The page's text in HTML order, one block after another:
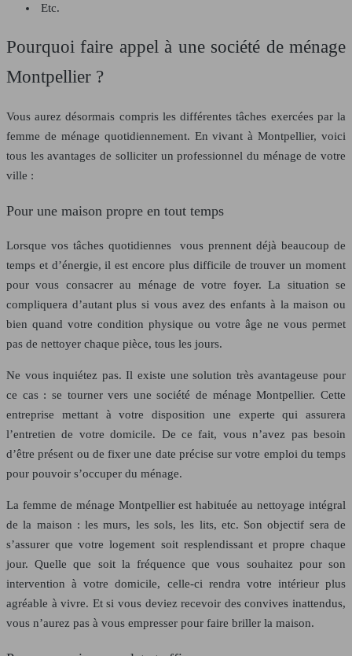
Etc.
Pourquoi faire appel à une société de ménage
Montpellier ?
Vous aurez désormais compris les différentes tâches exercées par la
femme de ménage quotidiennement. En vivant à Montpellier, voici
tous les avantages de solliciter un professionnel du ménage de votre
ville :
Pour une maison propre en tout temps
Lorsque vos tâches quotidiennes vous prennent déjà beaucoup de
temps et d’énergie, il est encore plus difficile de trouver un moment
pour vous consacrer au ménage de votre foyer. La situation se
compliquera d’autant plus si vous avez des enfants à la maison ou
bien quand votre condition physique ou votre âge ne vous permet
pas de nettoyer chaque pièce, tous les jours.
Ne vous inquiétez pas. Il existe une solution très avantageuse pour
ce cas : se tourner vers une société de ménage Montpellier. Cette
entreprise mettant à votre disposition une experte qui assurera
l’entretien de votre domicile. De ce fait, vous n’avez pas besoin
d’être présent ou de fixer une date précise sur votre emploi du temps
pour pouvoir s’occuper du ménage.
La femme de ménage Montpellier est habituée au nettoyage intégral
de la maison : les murs, les sols, les lits, etc. Son objectif sera de
s’assurer que votre logement soit resplendissant et propre chaque
jour. Quelle que soit la fréquence que vous souhaitez pour son
intervention à votre domicile, celle-ci rendra votre intérieur plus
agréable à vivre. Et si vous deviez recevoir des convives inattendus,
vous n’aurez pas à vous empresser pour faire briller la maison.